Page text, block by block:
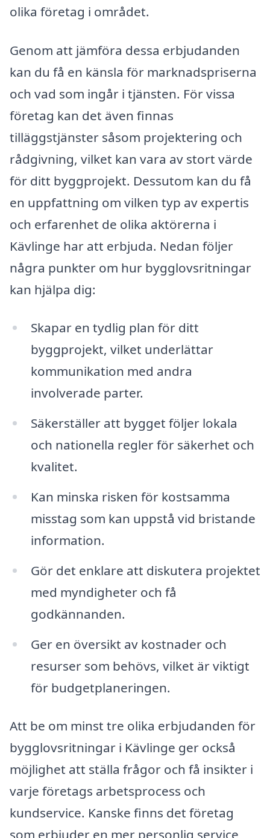
olika företag i området.
Genom att jämföra dessa erbjudanden
kan du få en känsla för marknadspriserna
och vad som ingår i tjänsten. För vissa
företag kan det även finnas
tilläggstjänster såsom projektering och
rådgivning, vilket kan vara av stort värde
för ditt byggprojekt. Dessutom kan du få
en uppfattning om vilken typ av expertis
och erfarenhet de olika aktörerna i
Kävlinge har att erbjuda. Nedan följer
några punkter om hur bygglovsritningar
kan hjälpa dig:
Skapar en tydlig plan för ditt
byggprojekt, vilket underlättar
kommunikation med andra
involverade parter.
Säkerställer att bygget följer lokala
och nationella regler för säkerhet och
kvalitet.
Kan minska risken för kostsamma
misstag som kan uppstå vid bristande
information.
Gör det enklare att diskutera projektet
med myndigheter och få
godkännanden.
Ger en översikt av kostnader och
resurser som behövs, vilket är viktigt
för budgetplaneringen.
Att be om minst tre olika erbjudanden för
bygglovsritningar i Kävlinge ger också
möjlighet att ställa frågor och få insikter i
varje företags arbetsprocess och
kundservice. Kanske finns det företag